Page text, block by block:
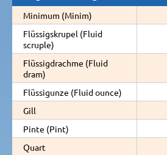
Minimum (Minim)
Flüssigskrupel (Fluid
scruple)
Flüssigdrachme (Fluid
dram)
Flüssigunze (Fluid ounce)
Gill
Pinte (Pint)
Quart